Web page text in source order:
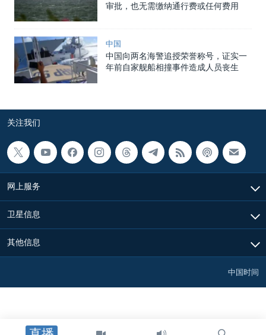
审批，也无需缴纳通行费或任何费用
中国
中国向两名海警追授荣誉称号，证实一
年前自家舰船相撞事件造成人员丧生
关注我们
网上服务
卫星信息
其他信息
中国时间